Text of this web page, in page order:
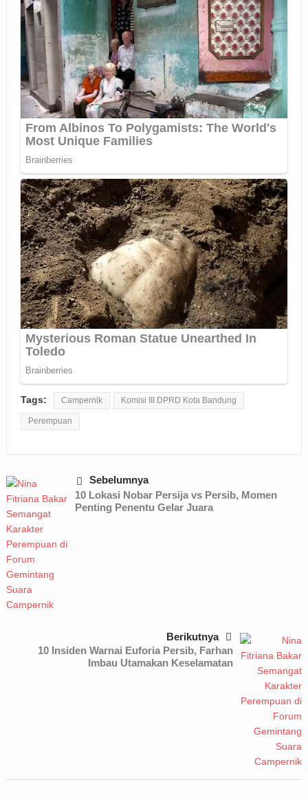
Tags: Campernik Komisi III DPRD Kota Bandung
Perempuan
Sebelumnya
10 Lokasi Nobar Persija vs Persib, Momen
Penting Penentu Gelar Juara
Berikutnya
10 Insiden Warnai Euforia Persib, Farhan
Imbau Utamakan Keselamatan